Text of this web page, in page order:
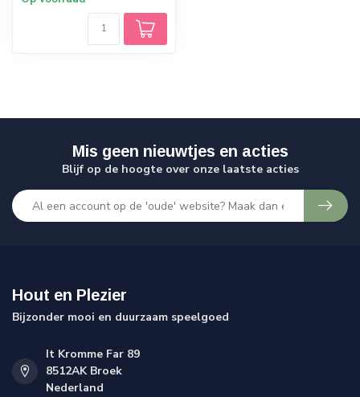
Mis geen nieuwtjes en acties
Blijf op de hoogte over onze laatste acties
Hout en Plezier
Bijzonder mooi en duurzaam speelgoed
It Kromme Far 89
8512AK Broek
Nederland